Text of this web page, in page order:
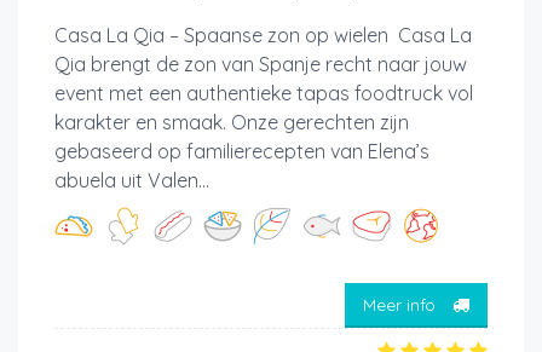
Casa La Qia – Spaanse zon op wielen Casa La
Qia brengt de zon van Spanje recht naar jouw
event met een authentieke tapas foodtruck vol
karakter en smaak. Onze gerechten zijn
gebaseerd op familierecepten van Elena’s
abuela uit Valen...
Meer info